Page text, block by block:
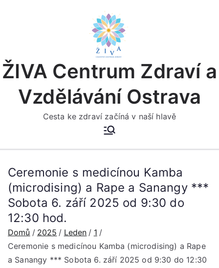
ŽIVA Centrum Zdraví a
Vzdělávání Ostrava
Cesta ke zdraví začíná v naší hlavě
Ceremonie s medicínou Kamba
(microdising) a Rape a Sanangy ***
Sobota 6. září 2025 od 9:30 do
12:30 hod.
Domů 2025 Leden
1
Ceremonie s medicínou Kamba (microdising) a Rape
a Sanangy *** Sobota 6. září 2025 od 9:30 do 12:30